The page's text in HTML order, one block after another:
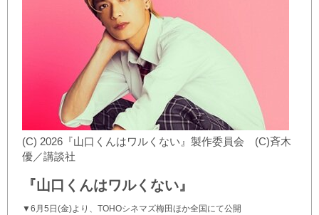
(C) 2026『山口くんはワルくない』製作委員会 (C)斉木
優／講談社
『山口くんはワルくない』
▼6月5日(金)より、TOHOシネマズ梅田ほか全国にて公開